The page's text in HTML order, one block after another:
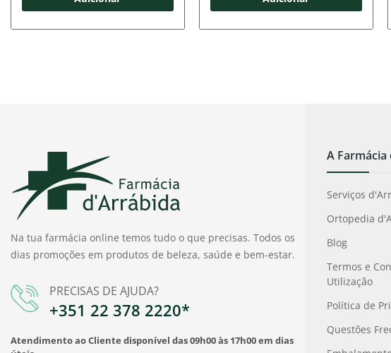
Na tua farmácia online temos tudo o que precisas. Todos os
dias promoções em produtos de beleza, saúde e bem-estar.
PRECISAS DE AJUDA?
+351 22 378 2220*
Atendimento ao Cliente disponível das 09h00 às 17h00 em dias
A
Serviços
Ortopedia
Blog
Termos e
Utilização
Política de
Questões